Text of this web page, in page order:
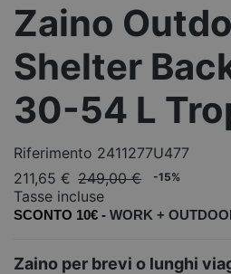
Zaino
Shelter
30-54 L
Riferimento 2411277U477
211,65 € 249,00 € -15%
Tasse incluse
SCONTO 10€ - WORK +
Zaino per brevi o lunghi